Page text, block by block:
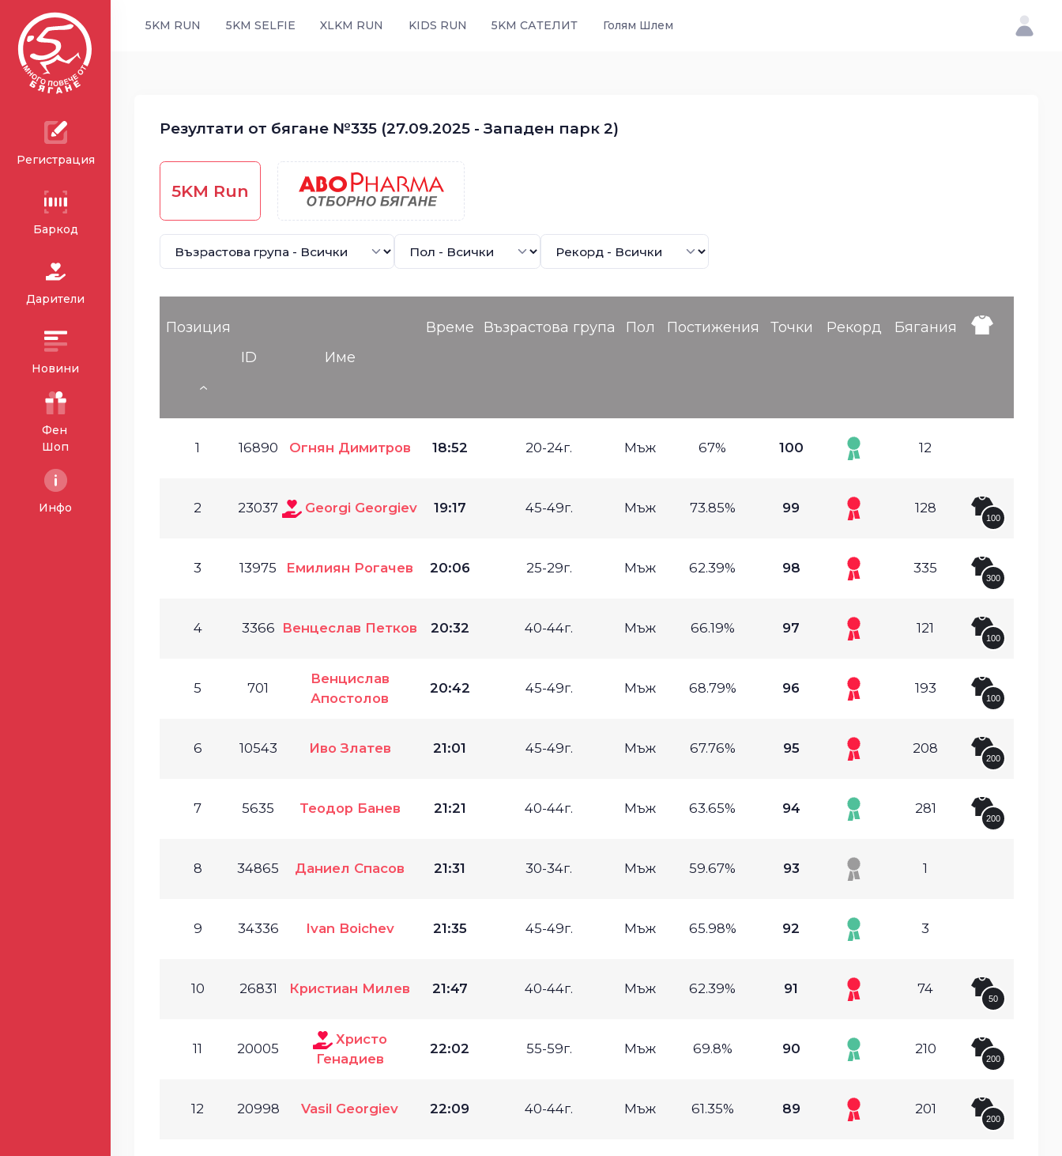
Регистрация
Баркод
Дарители
Новини
Фен
Шоп
Инфо
5KM RUN 5KM SELFIE XLKM RUN KIDS RUN 5KM САТЕЛИТ Голям Шлем
Резултати от бягане №335 (27.09.2025 - Западен парк 2)
5KM Run
Позиция
ID
Име
Време Възрастова група Пол Постижения Точки Рекорд Бягания
1 16890 Огнян Димитров 18:52 20-24г. Мъж 67% 100 12
2 23037 Georgi Georgiev 19:17 45-49г. Мъж 73.85% 99 128
100
3 13975 Емилиян Рогачев 20:06 25-29г. Мъж 62.39% 98 335
300
4 3366 Венцеслав Петков 20:32 40-44г. Мъж 66.19% 97 121
100
5 701
Венцислав
Апостолов
20:42 45-49г. Мъж 68.79% 96 193
100
6 10543 Иво Златев 21:01 45-49г. Мъж 67.76% 95 208
200
7 5635 Теодор Банев 21:21 40-44г. Мъж 63.65% 94 281
200
8 34865 Даниел Спасов 21:31 30-34г. Мъж 59.67% 93 1
9 34336 Ivan Boichev 21:35 45-49г. Мъж 65.98% 92 3
10 26831 Кристиан Милев 21:47 40-44г. Мъж 62.39% 91 74
50
11 20005
Христо
Генадиев
22:02 55-59г. Мъж 69.8% 90 210
200
12 20998 Vasil Georgiev 22:09 40-44г. Мъж 61.35% 89 201
200